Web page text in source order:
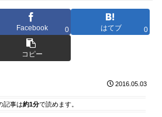
Facebook 0 はてブ 0
コピー
2016.05.03
記事は約1分で読めます。